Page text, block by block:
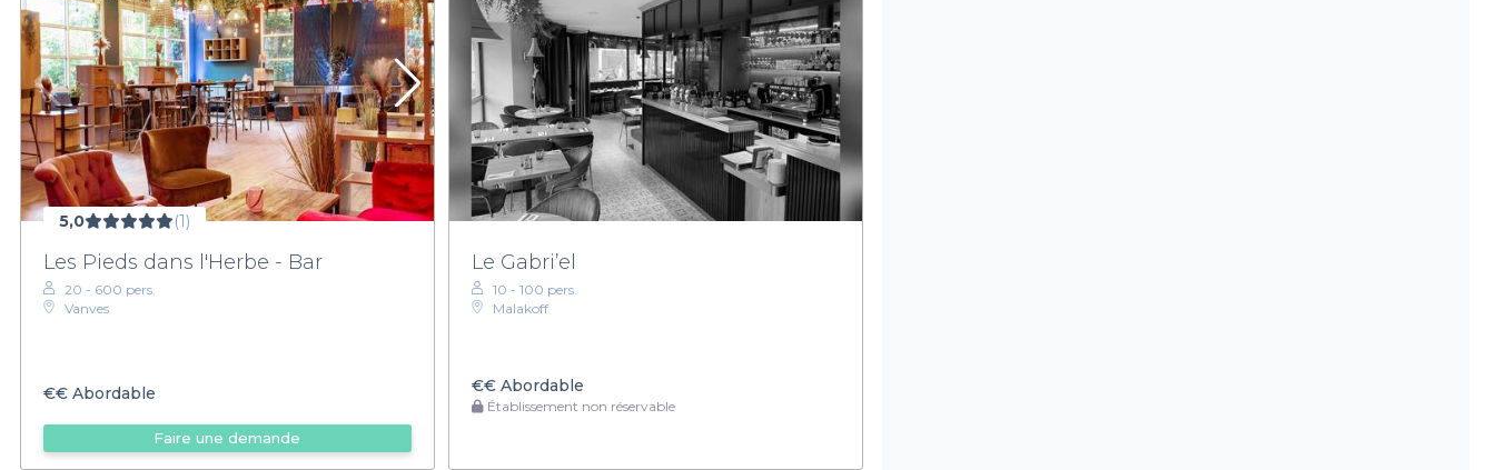
5,0 (1)
Les Pieds dans l'Herbe - Bar
20 - 600 pers.
Vanves
€€ Abordable
Faire une demande
Le Gabri’el
10 - 100 pers.
Malakoff
€€Abordable
Établissement non réservable